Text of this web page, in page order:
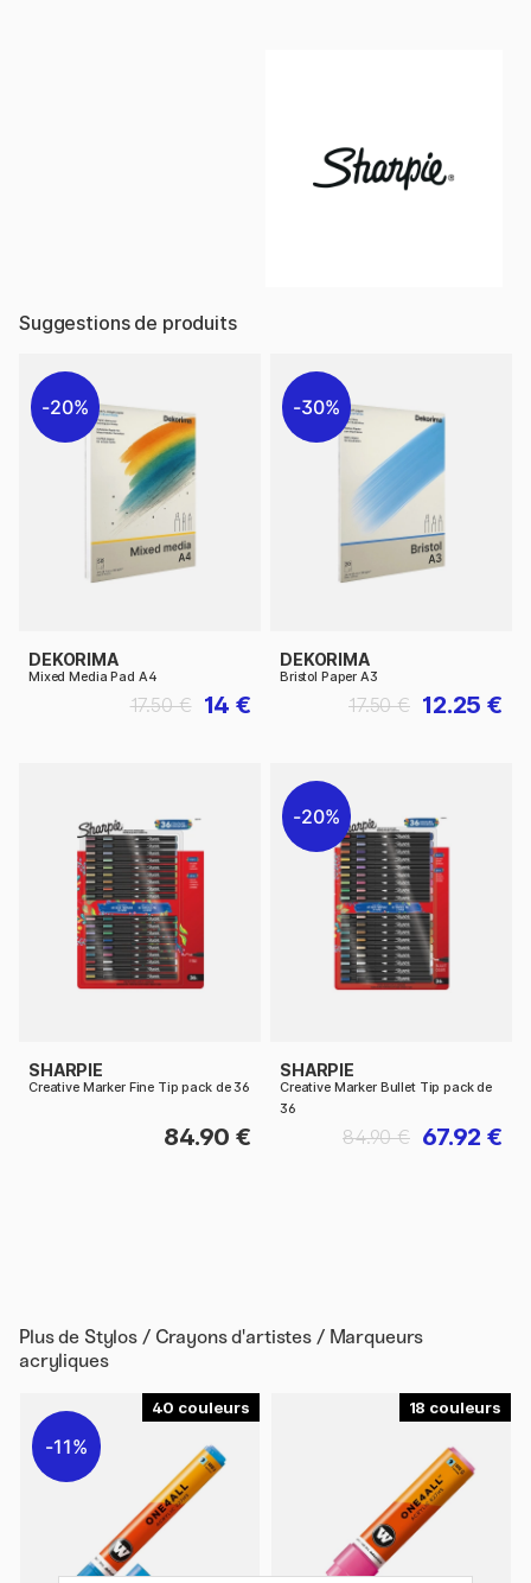
Suggestions de produits
20%
DEKORIMA
Mixed Media Pad A4
14 €
17.50 €
30%
DEKORIMA
Bristol Paper A3
12.25 €
17.50 €
SHARPIE
Creative Marker Fine Tip pack de 36
84.90 €
20%
SHARPIE
Creative Marker Bullet Tip pack de
36
67.92 €
84.90 €
Plus de Stylos / Crayons d'artistes / Marqueurs
acryliques
40
11%
18